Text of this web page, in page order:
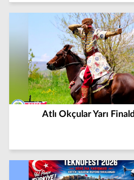
Atlı Okçular Yarı